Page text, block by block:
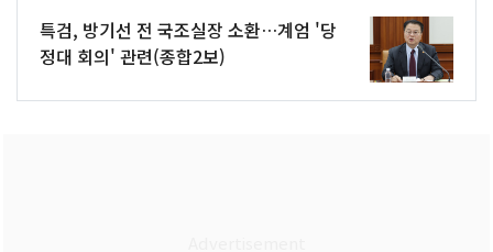
특검, 방기선 전 국조실장 소환…계엄 '당
정대 회의' 관련(종합2보)